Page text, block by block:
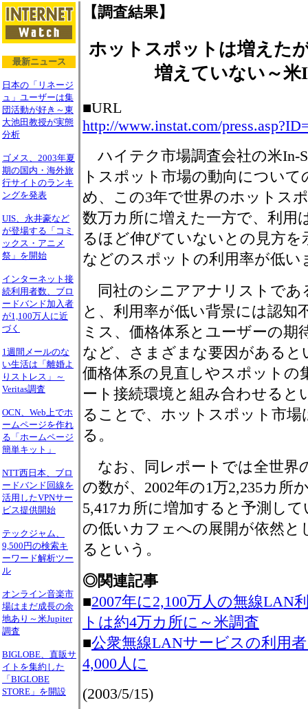
最新ニュース
日本の「リネージ
ュ」ユーザーは集
団活動が好き～東
大池田教授が実態
分析
ゴメス、2003年夏
期の国内・海外旅
行サイトのランキ
ングを発表
UIS、永井豪など
が登場する「コミ
ックス・アニメ
祭」を開始
インターネット接
続利用者数、ブロ
ードバンド加入者
が1,100万人に近
づく
1週間メールのな
い生活は「離婚よ
りストレス」～
Veritas調査
OCN、Web上でホ
ームページを作れ
る「ホームページ
簡単キット」
NTT西日本、ブロ
ードバンド回線を
活用したVPNサー
ビス提供開始
テックジャム、
9,500円の検索キ
ーワード解析ツー
ル
オンライン音楽市
場はまだ成長の余
地あり～米Jupiter
調査
BIGLOBE、直販サ
イトを集約した
「BIGLOBE
STORE」を開設
【調査結果】
ホットスポットは増えた
増えていない～米
■URL
http://www.instat.com/
ハイテク市場調査会社の米In-
トスポット市場の動向につい
め、この3年で世界のホットス
数万カ所に増えた一方で、利用
るほど伸びていないとの見方
などのスポットの利用率が低
同社のシニアアナリストであ
と、利用率が低い背景には認知
ミス、価格体系とユーザーの期
など、さまざまな要因がある
価格体系の見直しやスポットの
ート接続環境と組み合わせると
ることで、ホットスポット市
る。
なお、同レポートでは全世界
の数が、2002年の1万2,235カ所
5,417カ所に増加すると予測し
の低いカフェへの展開が依然と
るという。
◎関連記事
■2007年に2,100万人の無線LAN
トは約4万カ所に～米調査
■公衆無線LANサービスの利用
4,000人に
(2003/5/15)